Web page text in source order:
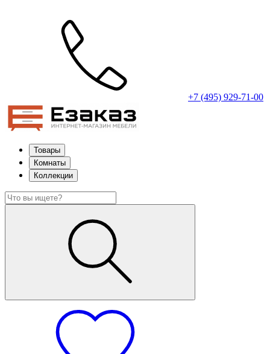
+7 (495) 929-71-00
Товары
Комнаты
Коллекции